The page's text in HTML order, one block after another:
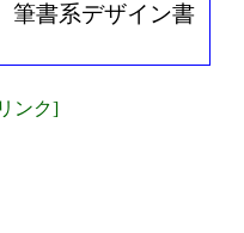
筆書系デザイン書
ンク]